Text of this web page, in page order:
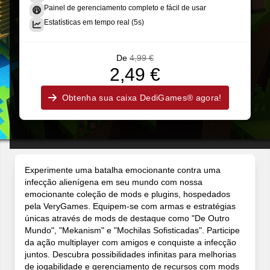
Painel de gerenciamento completo e fácil de usar
Estatísticas em tempo real (5s)
De 4,99 €
2,49 €
Obtenha sua caixa DediGames® agora!
Experimente uma batalha emocionante contra uma
infecção alienígena em seu mundo com nossa
emocionante coleção de mods e plugins, hospedados
pela VeryGames. Equipem-se com armas e estratégias
únicas através de mods de destaque como "De Outro
Mundo", "Mekanism" e "Mochilas Sofisticadas". Participe
da ação multiplayer com amigos e conquiste a infecção
juntos. Descubra possibilidades infinitas para melhorias
de jogabilidade e gerenciamento de recursos com mods